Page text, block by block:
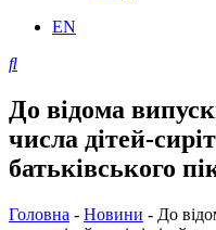
EN
До відома
числа дітей-
батьківського
Головна - Новини - До